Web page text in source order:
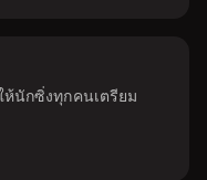
ห้นักซิ่งทุกคนเตรียม